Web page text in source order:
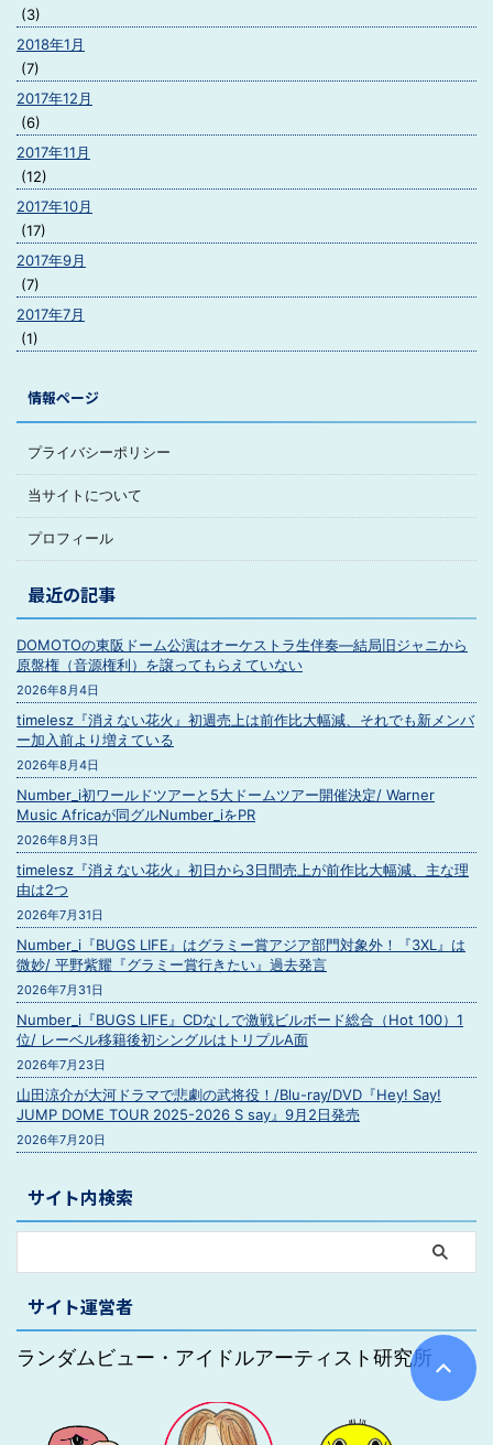
(3)
2018年1月
(7)
2017年12月
(6)
2017年11月
(12)
2017年10月
(17)
2017年9月
(7)
2017年7月
(1)
情報ページ
プライバシーポリシー
当サイトについて
プロフィール
最近の記事
DOMOTOの東阪ドーム公演はオーケストラ生伴奏―結局旧ジャニから
原盤権（音源権利）を譲ってもらえていない
2026年8月4日
timelesz『消えない花火』初週売上は前作比大幅減、それでも新メンバ
ー加入前より増えている
2026年8月4日
Number_i初ワールドツアーと5大ドームツアー開催決定/ Warner
Music Africaが同グルNumber_iをPR
2026年8月3日
timelesz『消えない花火』初日から3日間売上が前作比大幅減、主な理
由は2つ
2026年7月31日
Number_i『BUGS LIFE』はグラミー賞アジア部門対象外！『3XL』は
微妙/ 平野紫耀『グラミー賞行きたい』過去発言
2026年7月31日
Number_i『BUGS LIFE』CDなしで激戦ビルボード総合（Hot 100）1
位/ レーベル移籍後初シングルはトリプルA面
2026年7月23日
山田涼介が大河ドラマで悲劇の武将役！/Blu-ray/DVD『Hey! Say!
JUMP DOME TOUR 2025-2026 S say』9月2日発売
2026年7月20日
サイト内検索
サイト運営者
ランダムビュー・アイドルアーティスト研究所